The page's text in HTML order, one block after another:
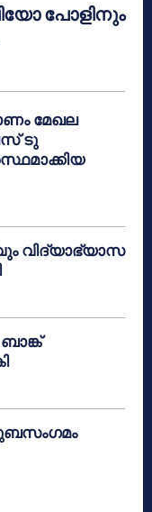
പോളിനും
മേഖല
ടു
വിദ്യാഭ്യാസ